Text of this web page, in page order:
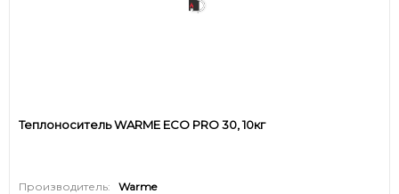
Теплоноситель WARME ECO PRO 30, 10кг
Производитель:
Warme